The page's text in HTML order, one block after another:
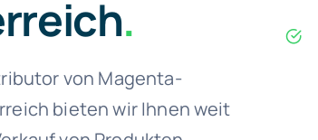
.
von Magenta-
bieten wir Ihnen weit